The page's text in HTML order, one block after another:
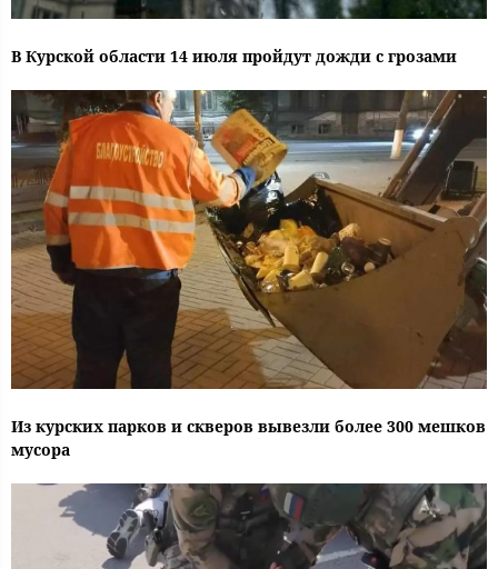
В Курской области 14 июля пройдут дожди с грозами
Из курских парков и скверов вывезли более 300 мешков
мусора